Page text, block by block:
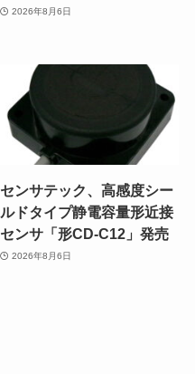
2026年8月6日
センサテック、高感度シー
ルドタイプ静電容量形近接
センサ「形CD-C12」発売
2026年8月6日